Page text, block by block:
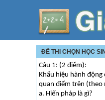
ĐỀ THI CHỌN HỌC
Câu 1: (2 điểm):
Khẩu hiệu hành động
quan điểm trên
a. Hiến pháp là gì?